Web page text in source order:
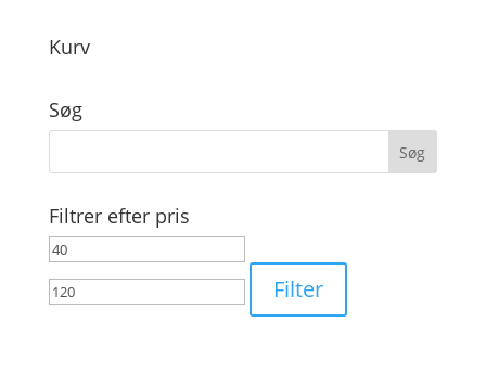
Kurv
Søg
Filtrer efter pris
Mindste
Filter